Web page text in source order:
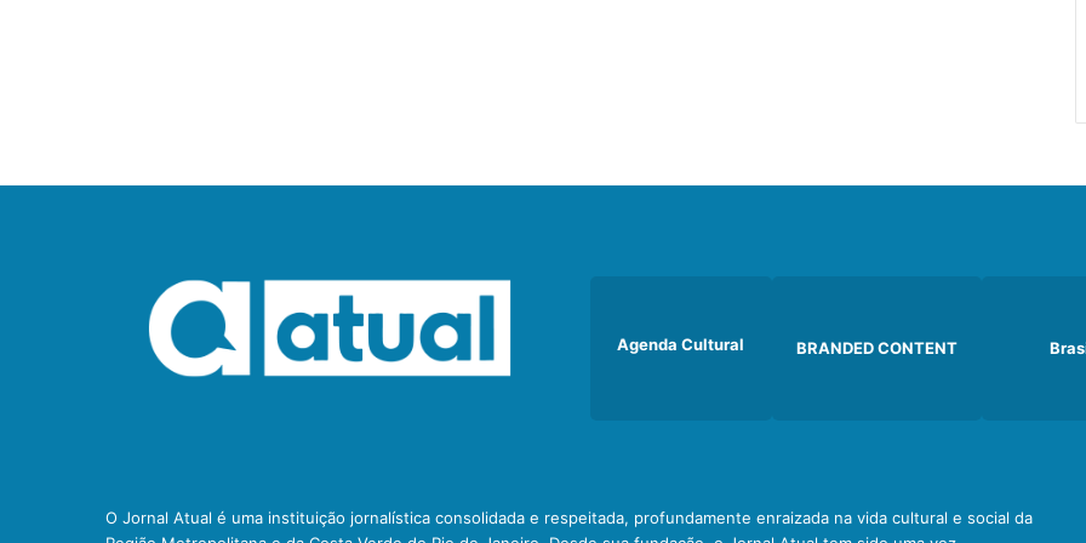
Agenda Cultural BRANDED CONTENT
O Jornal Atual é uma instituição jornalística consolidada e respeitada, profundamente enraizada na vida cultural e social da